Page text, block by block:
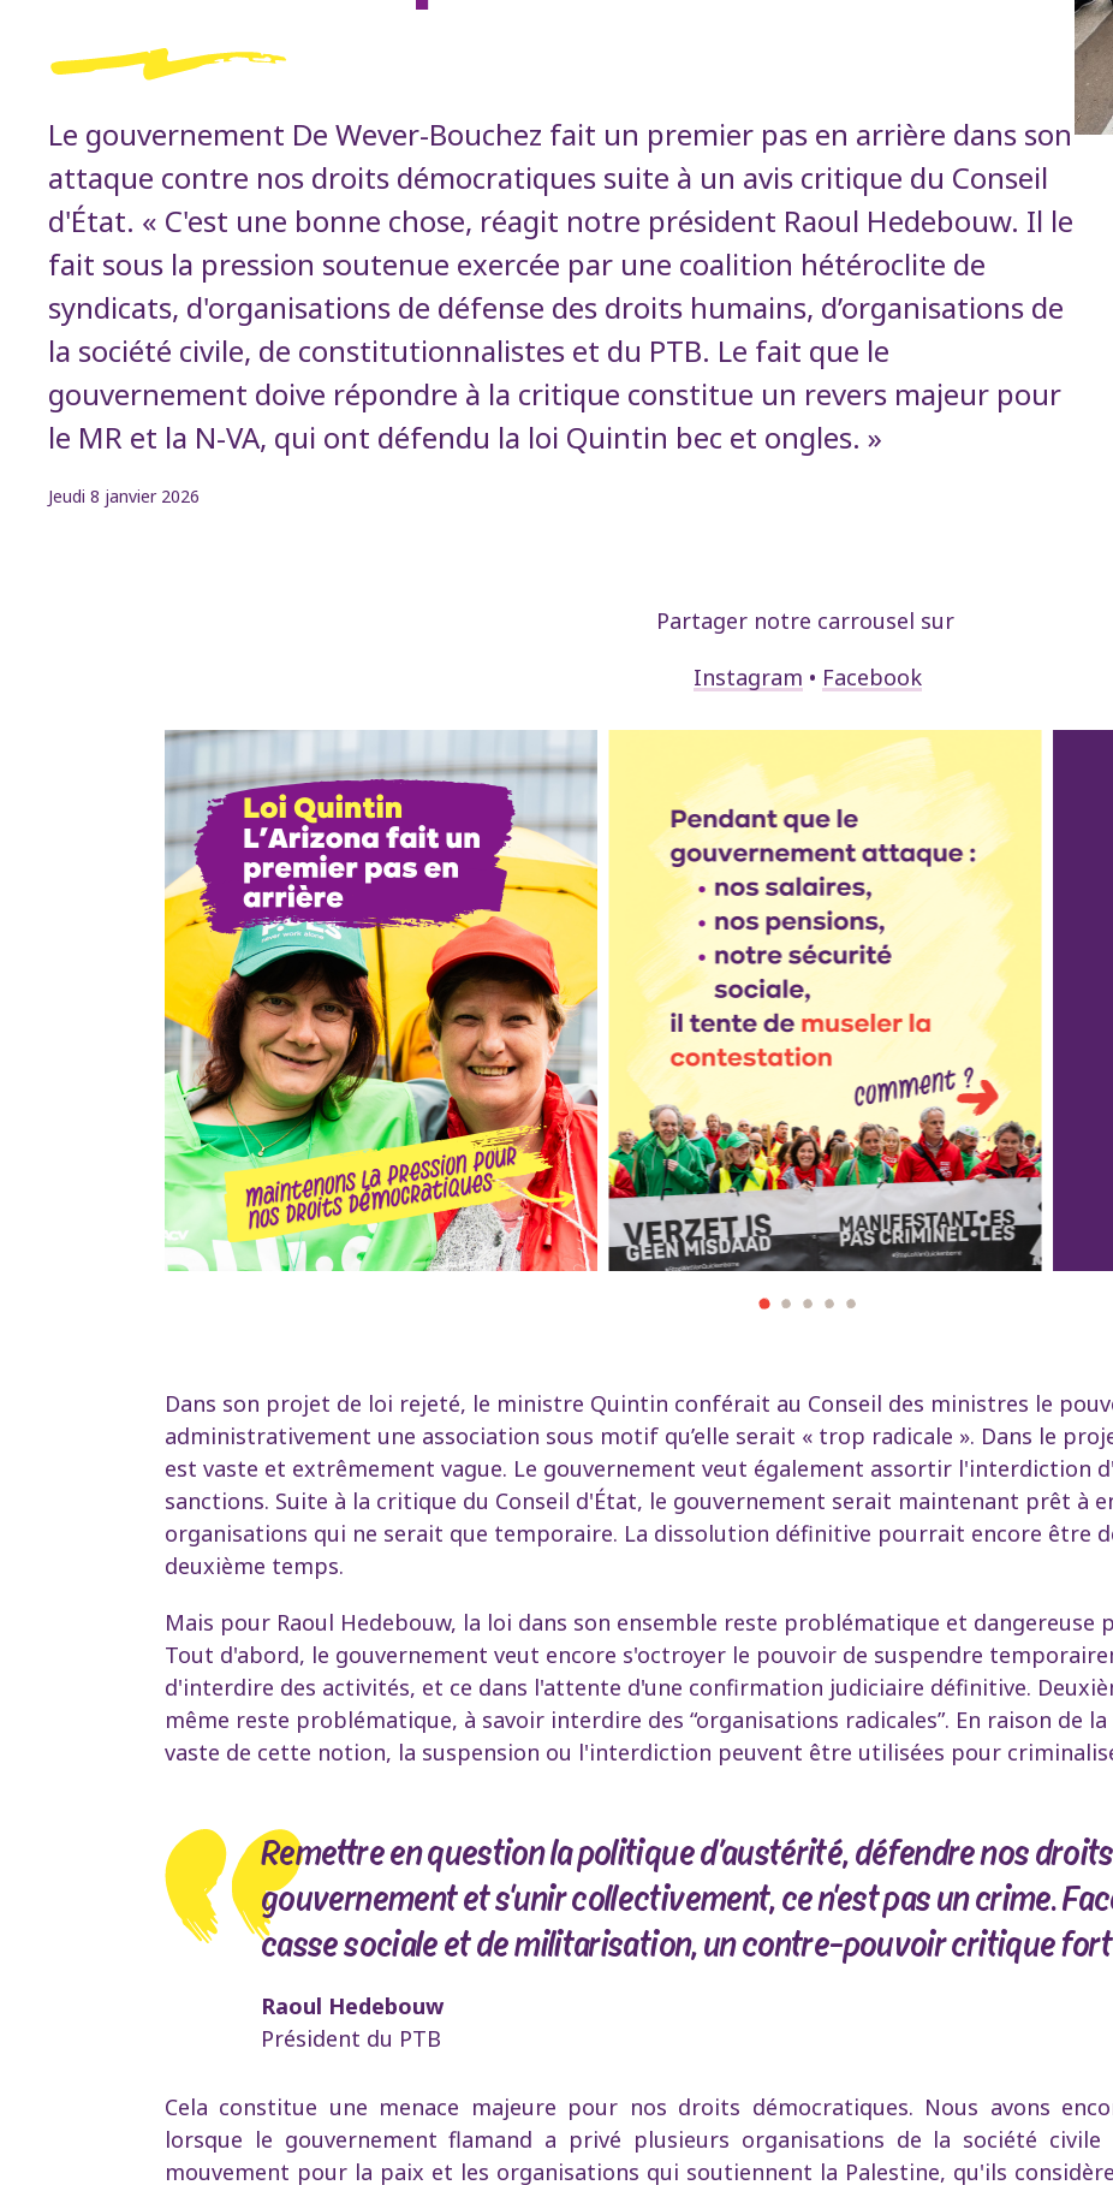
Le gouvernement De Wever-Bouchez fait un premier pas en arrière dans son
attaque contre nos droits démocratiques suite à un avis critique du Conseil
d'État. « C'est une bonne chose, réagit notre président Raoul Hedebouw. Il le
fait sous la pression soutenue exercée par une coalition hétéroclite de
syndicats, d'organisations de défense des droits humains, d’organisations de
la société civile, de constitutionnalistes et du PTB. Le fait que le
gouvernement doive répondre à la critique constitue un revers majeur pour
le MR et la N-VA, qui ont défendu la loi Quintin bec et ongles. »
Jeudi 8 janvier 2026
Partager notre carrousel sur
Instagram • Facebook
Dans son projet de loi rejeté, le ministre Quintin conférait au Conseil des ministres le
administrativement une association sous motif qu’elle serait « trop radicale ». Dans le
est vaste et extrêmement vague. Le gouvernement veut également assortir l'interdiction
sanctions. Suite à la critique du Conseil d'État, le gouvernement serait maintenant prêt à
organisations qui ne serait que temporaire. La dissolution définitive pourrait encore être
deuxième temps.
Mais pour Raoul Hedebouw, la loi dans son ensemble reste problématique et dangereuse
Tout d'abord, le gouvernement veut encore s'octroyer le pouvoir de suspendre
d'interdire des activités, et ce dans l'attente d'une confirmation judiciaire définitive.
même reste problématique, à savoir interdire des “organisations radicales”. En raison de
vaste de cette notion, la suspension ou l'interdiction peuvent être utilisées pour
Remettre en question la politique d’austérité, défendre nos
gouvernement et s'unir collectivement, ce n'est pas un crime.
casse sociale et de militarisation, un contre-pouvoir critique
Raoul Hedebouw
Président du PTB
Cela constitue une menace majeure pour nos droits démocratiques. Nous avons
lorsque le gouvernement flamand a privé plusieurs organisations de la société
mouvement pour la paix et les organisations qui soutiennent la Palestine, qu'ils